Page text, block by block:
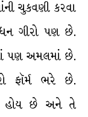
ચુકવણી કરવા
ગીરો પણ છે.
પણ અમલમાં છે.
ફૉર્મ ભરે છે.
હોય છે અને તે